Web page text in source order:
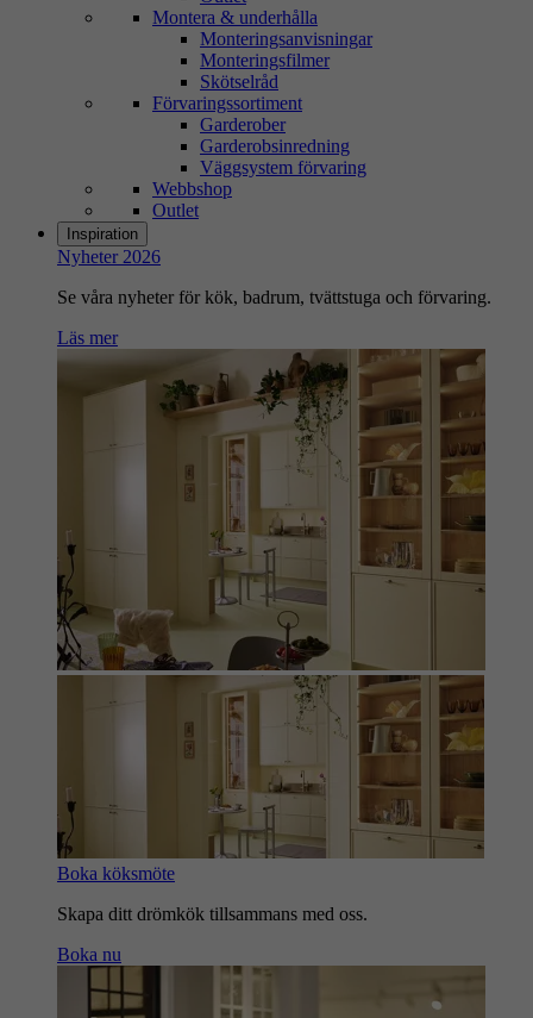
Montera & underhålla
Monteringsanvisningar
Monteringsfilmer
Skötselråd
Förvaringssortiment
Garderober
Garderobsinredning
Väggsystem förvaring
Webbshop
Outlet
Inspiration
Nyheter 2026
Se våra nyheter för kök, badrum, tvättstuga och förvaring.
Läs mer
Boka köksmöte
Skapa ditt drömkök tillsammans med oss.
Boka nu